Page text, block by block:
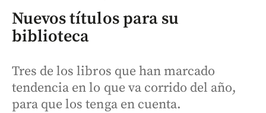
Nuevos títulos para su
biblioteca
Tres de los libros que han marcado
tendencia en lo que va corrido del año,
para que los tenga en cuenta.